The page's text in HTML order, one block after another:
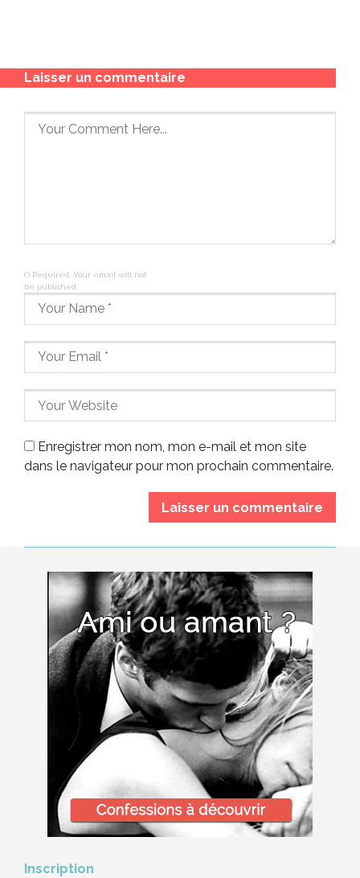
Laisser un commentaire
(*) Required, Your email will not
be published
Enregistrer mon nom, mon e-mail et mon site
dans le navigateur pour mon prochain commentaire.
Inscription